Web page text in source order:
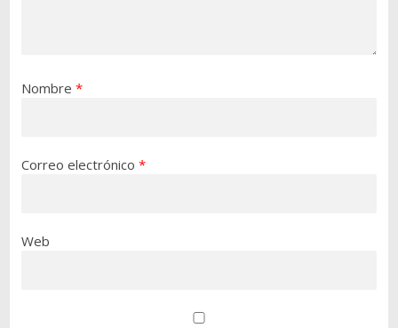
Nombre *
Correo electrónico *
Web